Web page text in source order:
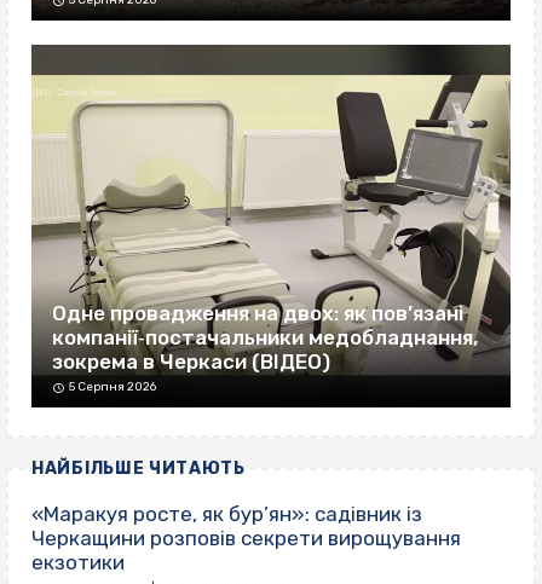
Одне провадження на двох: як пов’язані
компанії‐постачальники медобладнання,
зокрема в Черкаси (ВІДЕО)
5 Серпня 2026
НАЙБІЛЬШЕ ЧИТАЮТЬ
«Маракуя росте, як бур’ян»: садівник із
Черкащини розповів секрети вирощування
екзотики